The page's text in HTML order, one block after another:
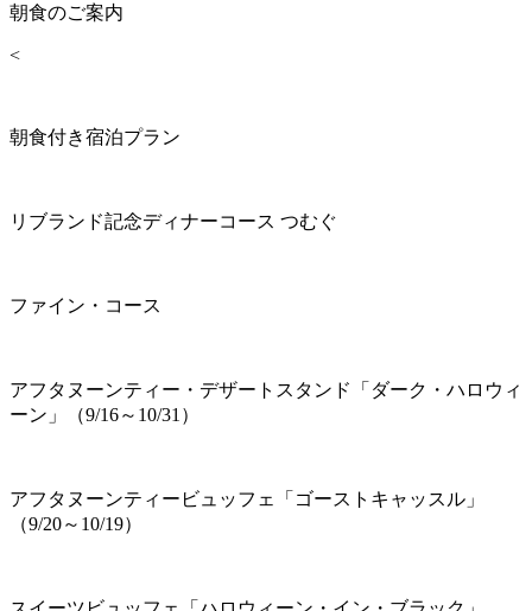
朝食のご案内
<
朝食付き宿泊プラン
リブランド記念ディナーコース つむぐ
ファイン・コース
アフタヌーンティー・デザートスタンド「ダーク・ハロウィ
ーン」（9/16～10/31）
アフタヌーンティービュッフェ「ゴーストキャッスル」
（9/20～10/19）